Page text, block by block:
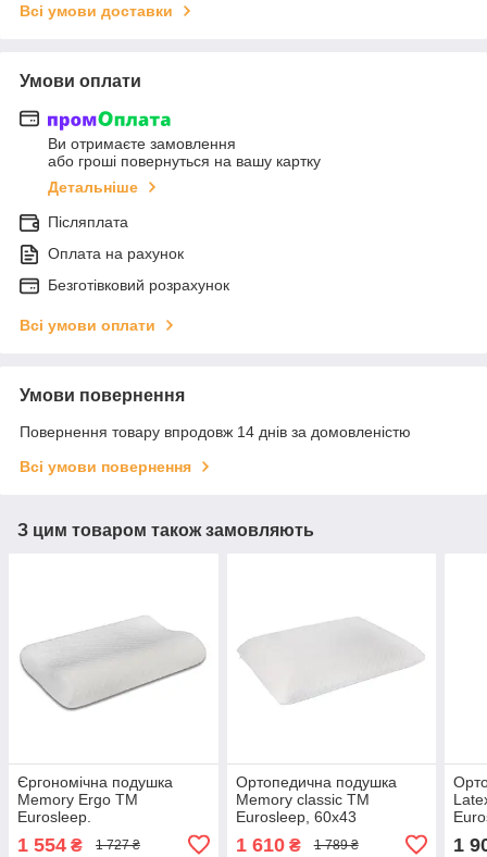
Всі умови доставки
Умови оплати
Ви отримаєте замовлення
або гроші повернуться на вашу картку
Детальніше
Післяплата
Оплата на рахунок
Безготівковий розрахунок
Всі умови оплати
Умови повернення
Повернення товару впродовж 14 днів за домовленістю
Всі умови повернення
З цим товаром також замовляють
Єргономічна подушка
Memory Ergo TM
Eurosleep.
1 554 ₴ 1 727 ₴
Ортопедична подушка
Memory classic TM
Eurosleep, 60х43
1 610₴ 1 789 ₴ 1